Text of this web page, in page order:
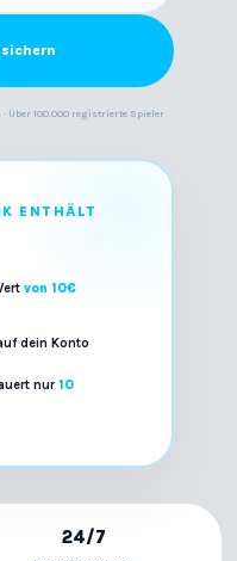
Über 100.000 registrierte Spieler
ENTHÄLT
von 10€
dein Konto
nur10
24/7